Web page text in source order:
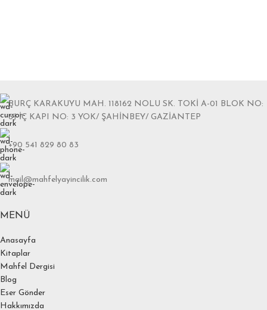
BURÇ KARAKUYU MAH. 118162 NOLU SK. TOKİ A-01 BLOK NO:
6J İÇ KAPI NO: 3 YOK/ ŞAHİNBEY/ GAZİANTEP
+90 541 829 80 83
mail@mahfelyayincilik.com
MENÜ
Anasayfa
Kitaplar
Mahfel Dergisi
Blog
Eser Gönder
Hakkımızda